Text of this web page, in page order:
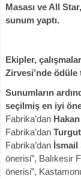
Masası ve All
sunum yaptı.
Ekipler,
Zirvesi’nde ödüle
Sunumların
seçilmiş en iyi
Fabrika’dan
Fabrika’dan
Fabrika’dan İsmail
önerisi”, Balıkesir
önerisi”,